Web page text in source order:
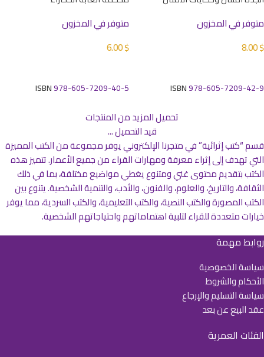
متوفر في المخزون
8.00$
ISBN978-605-7209-42-9
متوفر في المخزون
6.00$
ISBN978-605-7209-40-5
تحميل المزيد من المنتجات
قيد التحميل ...
قسم “كتب إثرائية” في متجرنا الإلكتروني يوفر مجموعة من الكتب المميزة
التي تهدف إلى إثراء معرفة ومهارات القراء من جميع الأعمار. تتميز هذه
الكتب بتقديم محتوى غني ومتنوع يغطي مواضيع مختلفة، بما في ذلك
الثقافة، والتاريخ، والعلوم، والفنون، والأدب، والتنمية الشخصية. يتنوع بين
الكتب المصورة والكتب النصية، والكتب التعليمية، والكتب السردية، مما يوفر
خيارات متعددة للقراء لتلبية اهتماماتهم واحتياجاتهم الشخصية.
روابط مهمة
سياسة الخصوصية
الأحكام والشروط
سياسة التسليم والإرجاع
عقد البيع عن بعد
الفئات العمرية